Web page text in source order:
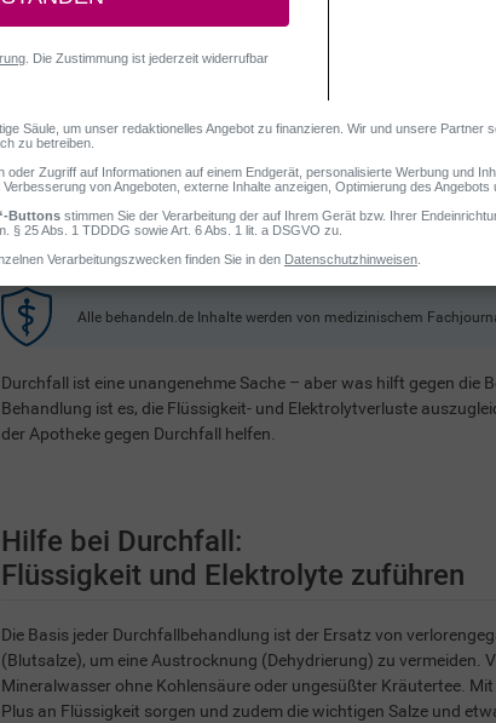
Alle behandeln.de Inhalte werden von medizinischem
Durchfall ist eine unangenehme Sache – aber was hilft gegen die
Behandlung ist es, die Flüssigkeit- und Elektrolytverluste
der Apotheke gegen Durchfall helfen.
Hilfe bei Durchfall:
Flüssigkeit und Elektrolyte zuführen
Die Basis jeder Durchfallbehandlung ist der Ersatz von
(Blutsalze), um eine Austrocknung (Dehydrierung) zu vermeiden.
Mineralwasser ohne Kohlensäure oder ungesüßter Kräutertee.
Plus an Flüssigkeit sorgen und zudem die wichtigen Salze und